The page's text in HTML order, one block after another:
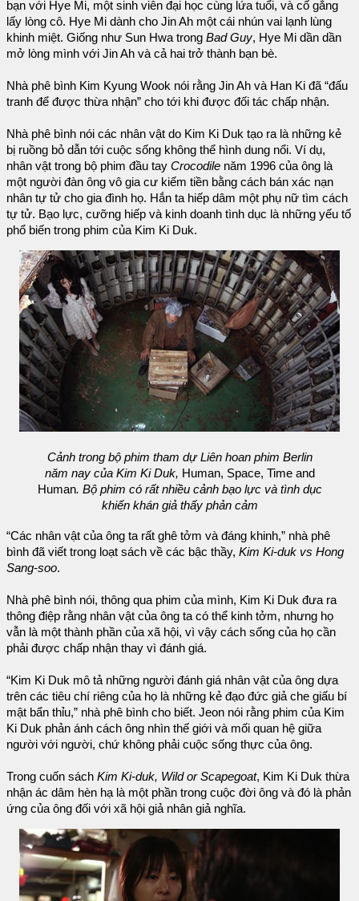
bạn với Hye Mi, một sinh viên đại học cùng lứa tuổi, và cố gắng
lấy lòng cô. Hye Mi dành cho Jin Ah một cái nhún vai lạnh lùng
khinh miệt. Giống như Sun Hwa trong Bad Guy, Hye Mi dần dần
mở lòng mình với Jin Ah và cả hai trở thành bạn bè.
Nhà phê bình Kim Kyung Wook nói rằng Jin Ah và Han Ki đã “đấu
tranh để được thừa nhận” cho tới khi được đối tác chấp nhận.
Nhà phê bình nói các nhân vật do Kim Ki Duk tạo ra là những kẻ
bị ruồng bỏ dẫn tới cuộc sống không thể hình dung nổi. Ví dụ,
nhân vật trong bộ phim đầu tay Crocodile năm 1996 của ông là
một người đàn ông vô gia cư kiếm tiền bằng cách bán xác nạn
nhân tự tử cho gia đình họ. Hắn ta hiếp dâm một phụ nữ tìm cách
tự tử. Bạo lực, cưỡng hiếp và kinh doanh tình dục là những yếu tố
phổ biến trong phim của Kim Ki Duk.
Cảnh trong bộ phim tham dự Liên hoan phim Berlin
năm nay của Kim Ki Duk, Human, Space, Time and
Human. Bộ phim có rất nhiều cảnh bạo lực và tình dục
khiến khán giả thấy phản cảm
“Các nhân vật của ông ta rất ghê tởm và đáng khinh,” nhà phê
bình đã viết trong loạt sách về các bậc thầy, Kim Ki-duk vs Hong
Sang-soo.
Nhà phê bình nói, thông qua phim của mình, Kim Ki Duk đưa ra
thông điệp rằng nhân vật của ông ta có thể kinh tởm, nhưng họ
vẫn là một thành phần của xã hội, vì vậy cách sống của họ cần
phải được chấp nhận thay vì đánh giá.
“Kim Ki Duk mô tả những người đánh giá nhân vật của ông dựa
trên các tiêu chí riêng của họ là những kẻ đạo đức giả che giấu bí
mật bẩn thỉu,” nhà phê bình cho biết. Jeon nói rằng phim của Kim
Ki Duk phản ánh cách ông nhìn thế giới và mối quan hệ giữa
người với người, chứ không phải cuộc sống thực của ông.
Trong cuốn sách Kim Ki-duk, Wild or Scapegoat, Kim Ki Duk thừa
nhận ác dâm hèn hạ là một phần trong cuộc đời ông và đó là phản
ứng của ông đối với xã hội giả nhân giả nghĩa.